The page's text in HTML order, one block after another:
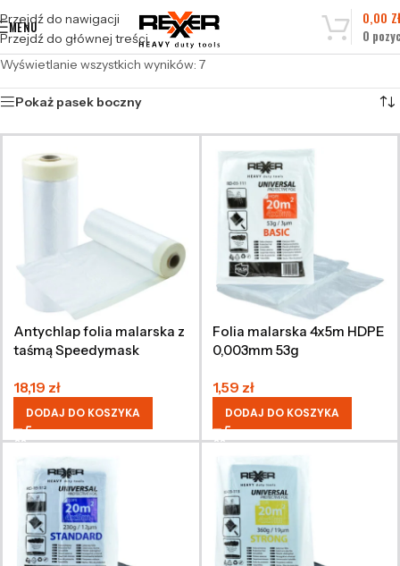
Przejdź do nawigacji
Przejdź do głównej treści
MENU
0
0,00
Wyświetlanie wszystkich wyników: 7
Pokaż pasek boczny
Antychlap folia malarska z
taśmą Speedymask
18,19 zł
DODAJ DO KOSZYKA
Folia malarska 4x5m HDPE
0,003mm 53g
1,59 zł
DODAJ DO KOSZYKA